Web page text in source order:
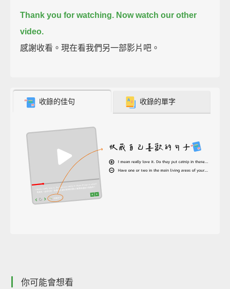
Thank you for watching. Now watch our other
video.
感謝收看。現在看我們另一部影片吧。
收錄的佳句 收錄的單字
你可能會想看